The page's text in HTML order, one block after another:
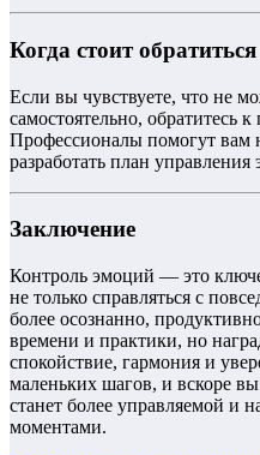
Когда стоит
Если вы чувствуете, что не
самостоятельно, обратитесь
Профессионалы помогут вам
разработать план
Заключение
Контроль эмоций — это
не только справляться с
более осознанно,
времени и практики, но
спокойствие, гармония и
маленьких шагов, и вскоре
станет более управляемой и
моментами.